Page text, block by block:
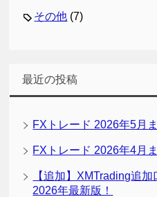
その他 (7)
最近の投稿
FXトレード 2026年5月
FXトレード 2026年4月
【追加】XMTrading追
2026年最新版！